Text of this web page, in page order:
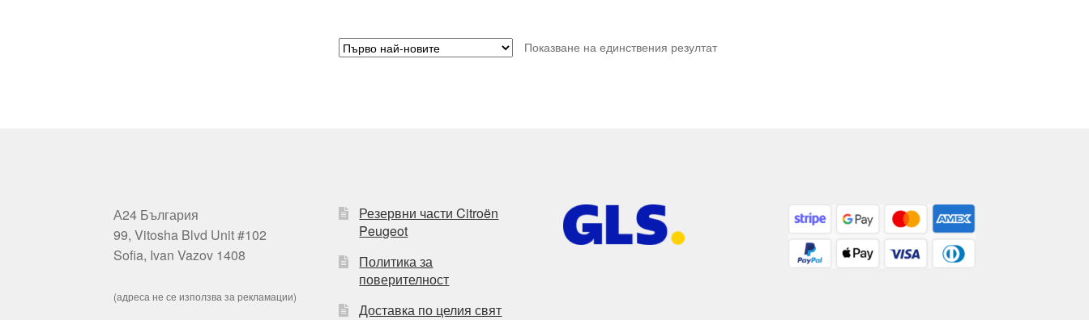
Показване на единствения резултат
А24 България
99, Vitosha Blvd Unit #102
Sofia, Ivan Vazov 1408
(адреса не се използва за рекламации)
Резервни части Citroën
Peugeot
Политика за
поверителност
Доставка по целия свят